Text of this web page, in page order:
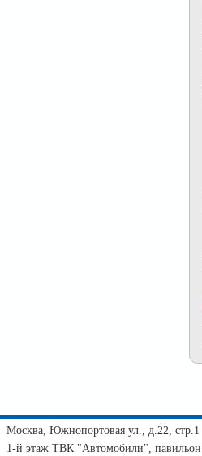
Москва, Южнопортовая ул., д.22, стр.1
1-й этаж ТВК "Автомобили",